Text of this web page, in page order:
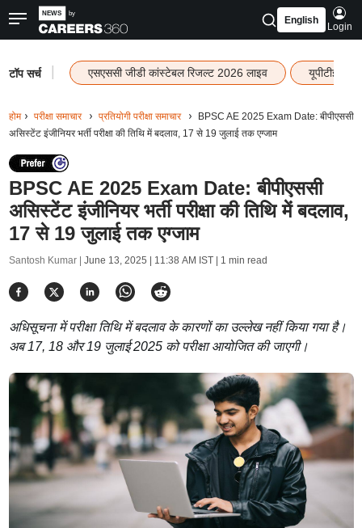
English
Login
टॉप सर्च एसएससी जीडी कांस्टेबल रिजल्ट 2026 लाइव यूपीटीईटी
होम परीक्षा समाचार प्रतियोगी परीक्षा समाचार
BPSC AE 2025 Exam Date: बीपीएससी
असिस्टेंट इंजीनियर भर्ती परीक्षा की तिथि में बदलाव, 17 से 19 जुलाई तक एग्जाम
BPSC AE 2025 Exam Date: बीपीएससी
असिस्टेंट इंजीनियर भर्ती परीक्षा की तिथि में बदलाव,
17 से 19 जुलाई तक एग्जाम
Santosh Kumar | June 13, 2025 | 11:38 AM IST| 1 min read
अधिसूचना में परीक्षा तिथि में बदलाव के कारणों का उल्लेख नहीं किया गया है।
अब 17, 18 और 19 जुलाई 2025 को परीक्षा आयोजित की जाएगी।